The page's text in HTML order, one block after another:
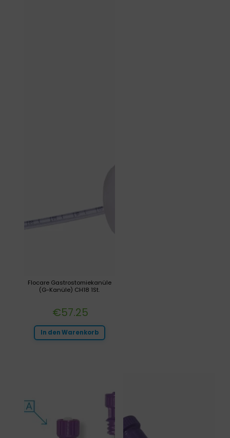
Flocare Gastrostomiekanüle
(G-Kanüle) CH18 1St.
€57.25
In den Warenkorb